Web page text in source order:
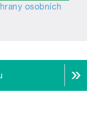
osobních